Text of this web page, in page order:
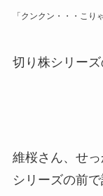
「クンクン・・・こり
切り株シリーズ
維桜さん、せ
シリーズの前